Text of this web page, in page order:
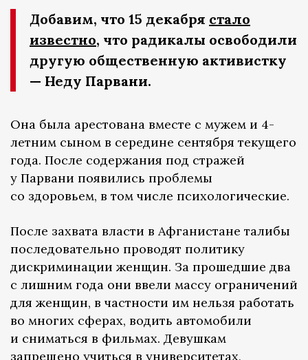
Добавим, что 15 декабря стало
известно, что радикалы освободили
другую общественную активистку
— Неду Парвани.
Она была арестована вместе с мужем и 4-
летним сыном в середине сентября текущего
года. После содержания под стражей
у Парвани появились проблемы
со здоровьем, в том числе психологические.
После захвата власти в Афганистане талибы
последовательно проводят политику
дискриминации женщин. За прошедшие два
с лишним года они ввели массу ограничений
для женщин, в частности им нельзя работать
во многих сферах, водить автомобили
и сниматься в фильмах. Девушкам
запрещено учиться в университетах,